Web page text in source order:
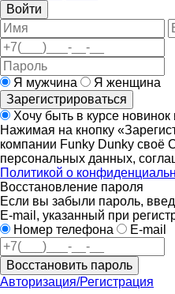
Войти
Я мужчина
Я женщина
Зарегистрироваться
Хочу быть в курсе новинок
Нажимая на кнопку
компании Funky Dunky своё
персональных данных,
Политикой о
Восстановление пароля
Если вы забыли пароль,
E-mail, указанный при
Номер телефона
E-mail
Восстановить пароль
Авторизация/Регистрация